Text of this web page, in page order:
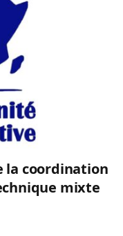
la coordination
mixte